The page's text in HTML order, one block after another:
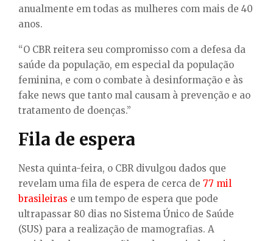
anualmente em todas as mulheres com mais de 40
anos.
“O CBR reitera seu compromisso com a defesa da
saúde da população, em especial da população
feminina, e com o combate à desinformação e às
fake news que tanto mal causam à prevenção e ao
tratamento de doenças.”
Fila de espera
Nesta quinta-feira, o CBR divulgou dados que
revelam uma fila de espera de cerca de 77 mil
brasileiras e um tempo de espera que pode
ultrapassar 80 dias no Sistema Único de Saúde
(SUS) para a realização de mamografias. A